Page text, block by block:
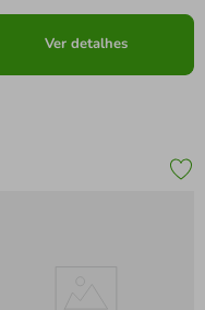
Ver detalhes